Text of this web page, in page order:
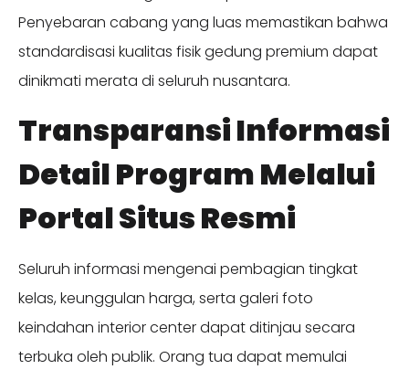
Penyebaran cabang yang luas memastikan bahwa
standardisasi kualitas fisik gedung premium dapat
dinikmati merata di seluruh nusantara.
Transparansi Informasi
Detail Program Melalui
Portal Situs Resmi
Seluruh informasi mengenai pembagian tingkat
kelas, keunggulan harga, serta galeri foto
keindahan interior center dapat ditinjau secara
terbuka oleh publik. Orang tua dapat memulai